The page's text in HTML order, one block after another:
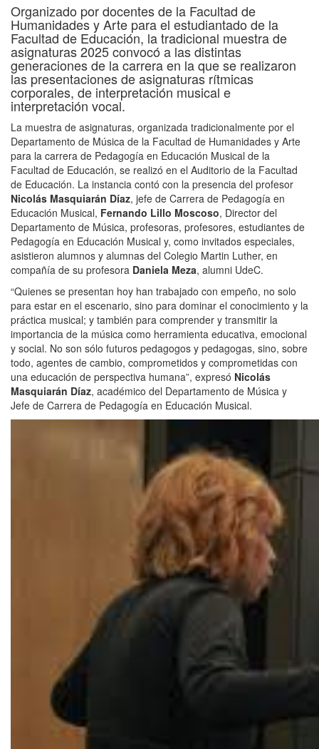
Organizado por docentes de la Facultad de
Humanidades y Arte para el estudiantado de la
Facultad de Educación, la tradicional muestra de
asignaturas 2025 convocó a las distintas
generaciones de la carreraen la que se realizaron
las presentaciones de asignaturas rítmicas
corporales, de interpretación musical e
interpretación vocal.
La muestra de asignaturas, organizada tradicionalmente por el
Departamento de Música de la Facultad de Humanidades y Arte
para la carrera de Pedagogía en Educación Musical de la
Facultad de Educación, se realizó en el Auditorio de la Facultad
de Educación. La instancia contó con la presencia del profesor
Nicolás Masquiarán Díaz, jefe de Carrera de Pedagogía en
Educación Musical, Fernando Lillo Moscoso, Director del
Departamento de Música, profesoras, profesores, estudiantes de
Pedagogía en Educación Musical y, como invitados especiales,
asistieron alumnos y alumnas del Colegio Martin Luther, en
compañía de su profesora Daniela Meza, alumni UdeC.
“Quienes se presentan hoy han trabajado con empeño, no solo
para estar en el escenario, sino para dominar el conocimiento y la
práctica musical; y también para comprender y transmitir la
importancia de la música como herramienta educativa, emocional
y social. No son sólo futuros pedagogos y pedagogas, sino, sobre
todo, agentes de cambio, comprometidos y comprometidas con
una educación de perspectiva humana”, expresó Nicolás
Masquiarán Díaz, académico del Departamento de Música y
Jefe de Carrera de Pedagogía en Educación Musical.